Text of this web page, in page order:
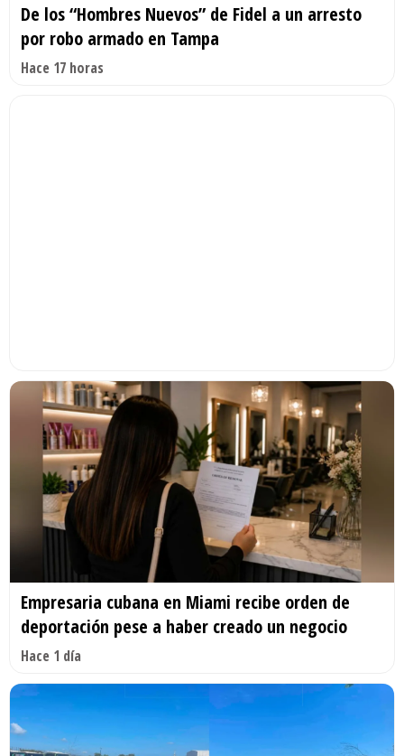
De los “Hombres Nuevos” de Fidel a un arresto
por robo armado en Tampa
Hace 17 horas
Empresaria cubana en Miami recibe orden de
deportación pese a haber creado un negocio
Hace 1 día